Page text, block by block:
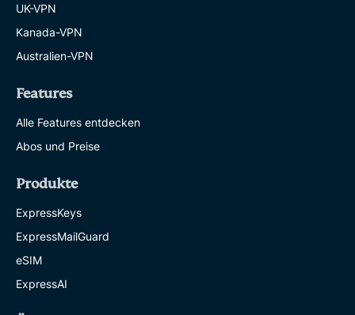
UK-VPN
Kanada-VPN
Australien-VPN
Features
Alle Features entdecken
Abos und Preise
Produkte
ExpressKeys
ExpressMailGuard
eSIM
ExpressAI